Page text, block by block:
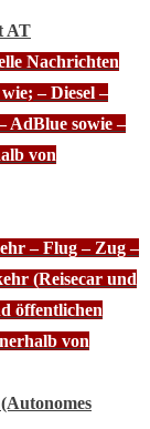
AT
Nachrichten
– Diesel –
AdBlue sowie –
von
– Flug – Zug –
(Reisecar und
öffentlichen
von